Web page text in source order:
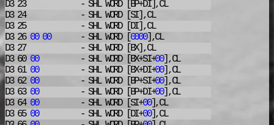
D3 23
- SHLWORD [BP+DI],CL
D3 24
- SHLWORD [SI],CL
D3 25
- SHLWORD [DI],CL
D3 26 00 00 - SHLWORD [ 0000],CL
D3 27
- SHLWORD [BX],CL
D3 60 00 - SHLWORD [BX+SI+00],CL
D3 61 00 - SHLWORD [BX+DI+00],CL
D3 62 00 - SHLWORD [BP+SI+00],CL
D3 63 00 - SHLWORD [BP+DI+00],CL
D3 64 00 - SHLWORD [SI+00],CL
D3 65 00 - SHLWORD [DI+00],CL